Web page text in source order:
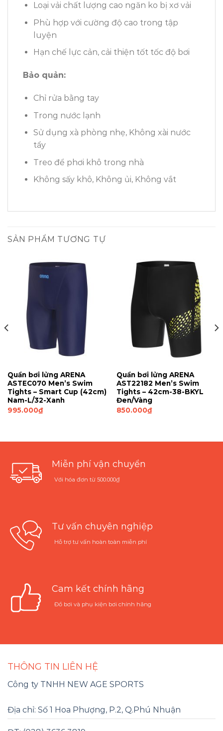
Loại vải chất lượng cao ngăn ko bị xơ vải
Phù hợp với cường độ cao trong tập
luyện
Hạn chế lực cản, cải thiện tốt tốc độ bơi
Bảo quản:
Chỉ rửa bằng tay
Trong nước lạnh
Sử dụng xà phòng nhẹ, Không xài nước
tẩy
Treo để phơi khô trong nhà
Không sấy khô, Không ủi, Không vắt
SẢN PHẨM TƯƠNG TỰ
Quần bơi lửng ARENA
ASTEC070 Men’s Swim
Tights – Smart Cup (42cm)
Nam-L/32-Xanh
995.000₫
Quần bơi lửng ARENA
AST22182 Men’s Swim
Tights – 42cm-38-BKYL
Đen/Vàng
850.000₫
Miễn phí vận chuyển
Với hóa đơn từ 500.000₫
Tư vấn chuyên nghiệp
Hỗ trợ tư vấn hoàn toàn miễn phí
Cam kết chính hãng
Đồ bơi và phụ kiện bơi chính hãng
THÔNG TIN LIÊN HỆ
Công ty TNHH NEW AGE SPORTS
Địa chỉ: Số 1 Hoa Phượng, P.2, Q.Phú Nhuận